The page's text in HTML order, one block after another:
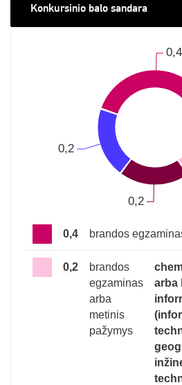
Konkursinio balo sandara
0,4 brandos
0,2
brandos
egzaminas
arba
metinis
pažymys
arba